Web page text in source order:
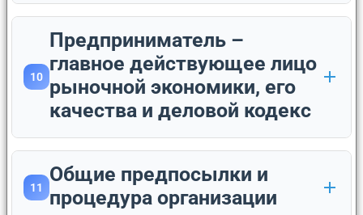
10
Предприниматель –
главное действующее лицо
рыночной экономики, его
качества и деловой кодекс
11
Общие предпосылки и
процедура организации